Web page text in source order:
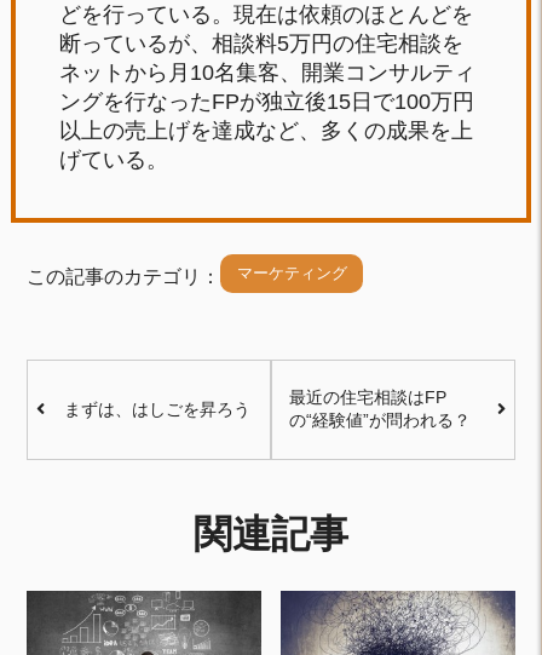
どを行っている。現在は依頼のほとんどを
断っているが、相談料5万円の住宅相談を
ネットから月10名集客、開業コンサルティ
ングを行なったFPが独立後15日で100万円
以上の売上げを達成など、多くの成果を上
げている。
この記事のカテゴリ： マーケティング
まずは、はしごを昇ろう
最近の住宅相談はFP
の“経験値”が問われる？
関連記事